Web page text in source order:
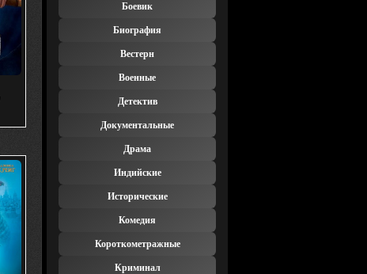
Боевик
Биография
Вестерн
Военные
Детектив
Документальные
Драма
Индийские
Исторические
Комедия
Короткометражные
Криминал